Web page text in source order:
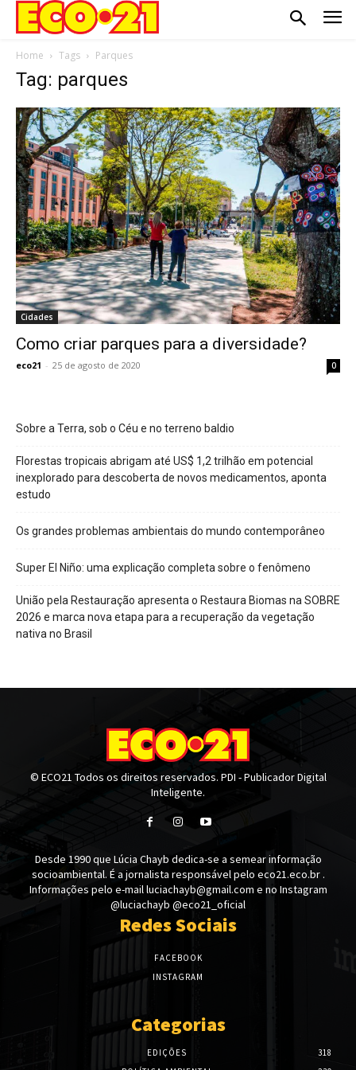
Home Tags Parques
Tag: parques
Cidades
Como criar parques para a diversidade?
eco21 - 25 de agosto de 2020 0
Sobre a Terra, sob o Céu e no terreno baldio
Florestas tropicais abrigam até US$ 1,2 trilhão em potencial
inexplorado para descoberta de novos medicamentos, aponta
estudo
Os grandes problemas ambientais do mundo contemporâneo
Super El Niño: uma explicação completa sobre o fenômeno
União pela Restauração apresenta o Restaura Biomas na SOBRE
2026 e marca nova etapa para a recuperação da vegetação
nativa no Brasil
© ECO21 Todos os direitos reservados. PDI - Publicador Digital
Inteligente.
Desde 1990 que Lúcia Chayb dedica-se a semear informação
socioambiental. É a jornalista responsável pelo eco21.eco.br .
Informações pelo e-mail luciachayb@gmail.com e no Instagram
@luciachayb @eco21_oficial
Redes Sociais
FACEBOOK
INSTAGRAM
Categorias
EDIÇÕES
318